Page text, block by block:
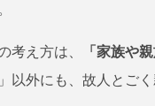
考え方は、
「家族や
以外にも、故人とご